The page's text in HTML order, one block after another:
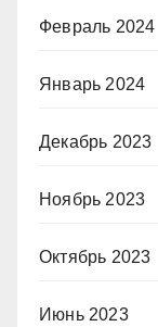
Февраль 2024
Январь 2024
Декабрь 2023
Ноябрь 2023
Октябрь 2023
Июнь 2023